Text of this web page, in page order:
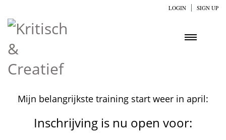
LOGIN SIGN UP
Mijn belangrijkste training start weer in april:
Inschrijving is nu open voor: